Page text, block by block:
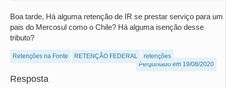
Boa tarde, Há alguma retenção de IR se prestar serviço para um
pais do Mercosul como o Chile? Há alguma isenção desse
tributo?
Retenções na Fonte RETENÇÃO FEDERAL
retenções
Perguntado em 19/08/2020
Resposta